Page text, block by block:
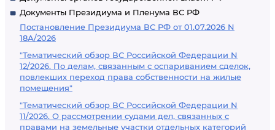
Документы Президиума и Пленума ВС РФ
Постановление Президиума ВС РФ от 01.07.2026 N
18А/2026
"Тематический обзор ВС Российской Федерации N
12/2026. По делам, связанным с оспариванием сделок,
повлекших переход права собственности на жилые
помещения"
"Тематический обзор ВС Российской Федерации N
11/2026. О рассмотрении судами дел, связанных с
правами на земельные участки отдельных категорий